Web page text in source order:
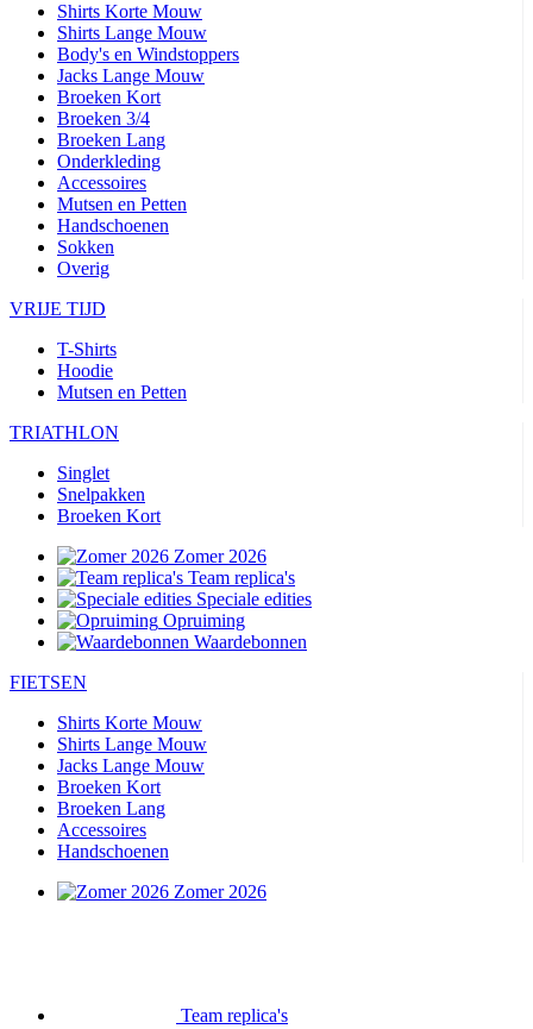
Shirts Korte Mouw
Shirts Lange Mouw
Body's en Windstoppers
Jacks Lange Mouw
Broeken Kort
Broeken 3/4
Broeken Lang
Onderkleding
Accessoires
Mutsen en Petten
Handschoenen
Sokken
Overig
VRIJE TIJD
T-Shirts
Hoodie
Mutsen en Petten
TRIATHLON
Singlet
Snelpakken
Broeken Kort
Zomer 2026
Team replica's
Speciale edities
Opruiming
Waardebonnen
FIETSEN
Shirts Korte Mouw
Shirts Lange Mouw
Jacks Lange Mouw
Broeken Kort
Broeken Lang
Accessoires
Handschoenen
Zomer 2026
Team replica's